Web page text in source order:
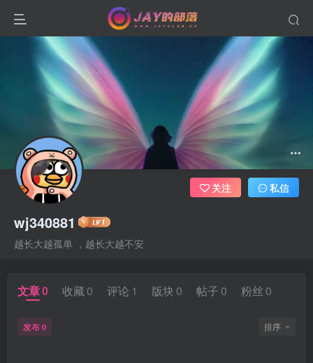
wj340881
越长大越孤单 ，越长大越不安
关注 私信
文章0 收藏 0 评论 1 版块 0 帖子 0 粉丝 0
发布 0 排序